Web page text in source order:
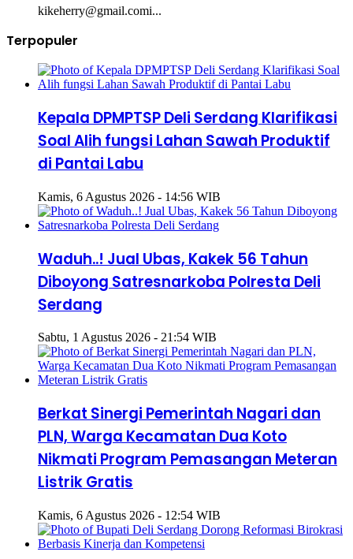
kikeherry@gmail.comi...
Terpopuler
Kepala DPMPTSP Deli Serdang Klarifikasi
Soal Alih fungsi Lahan Sawah Produktif
di Pantai Labu
Kamis, 6 Agustus 2026 - 14:56 WIB
Waduh..! Jual Ubas, Kakek 56 Tahun
Diboyong Satresnarkoba Polresta Deli
Serdang
Sabtu, 1 Agustus 2026 - 21:54 WIB
Berkat Sinergi Pemerintah Nagari dan
PLN, Warga Kecamatan Dua Koto
Nikmati Program Pemasangan Meteran
Listrik Gratis
Kamis, 6 Agustus 2026 - 12:54 WIB